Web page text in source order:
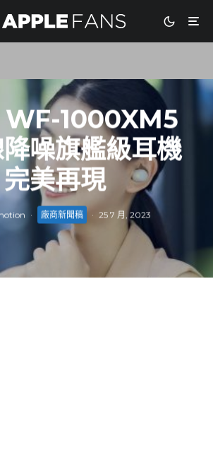
1000XM5
噪旗艦級耳機
完美再現
· 廠商新聞稿 · 25 7 月, 2023